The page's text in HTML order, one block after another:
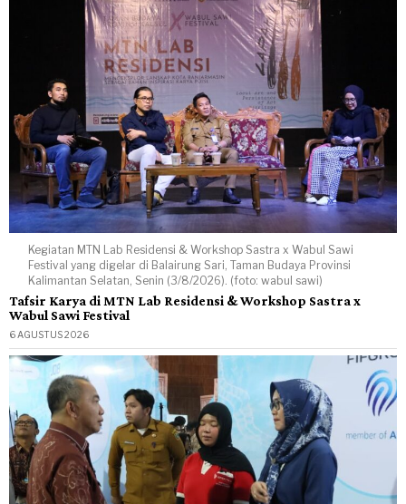
Kegiatan MTN Lab Residensi & Workshop Sastra x Wabul Sawi
Festival yang digelar di Balairung Sari, Taman Budaya Provinsi
Kalimantan Selatan, Senin (3/8/2026). (foto: wabul sawi)
Tafsir Karya di MTN Lab Residensi & Workshop Sastra x
Wabul Sawi Festival
6 AGUSTUS 2026